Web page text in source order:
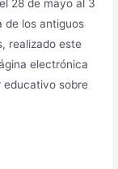
28 de mayo al 3
de los antiguos
realizado este
electrónica
educativo sobre